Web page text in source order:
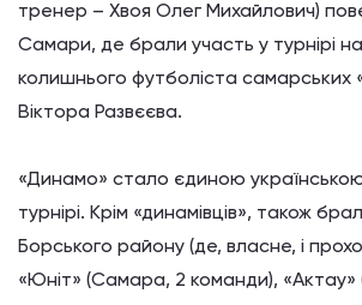
тренер – Хвоя Олег Михайлович)
Самари, де брали участь у турнірі
колишнього футболіста самарських
Віктора Развєєва.
«Динамо» стало єдиною
турнірі. Крім «динамівців», також
Борського району (де, власне, і
«Юніт» (Самара, 2 команди), «Актау»